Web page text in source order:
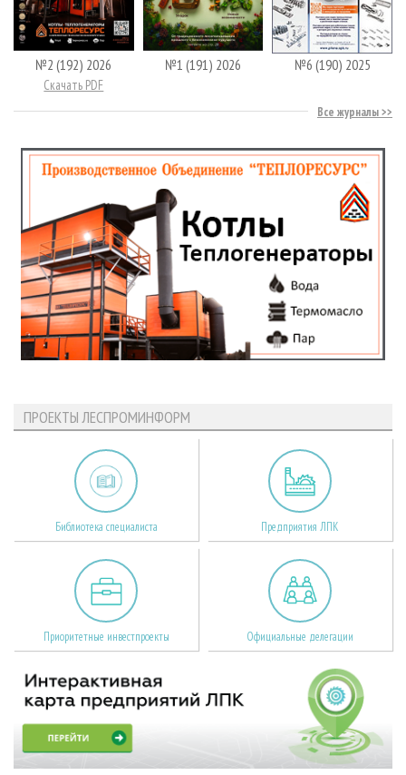
№2 (192) 2026
Скачать PDF
№1 (191) 2026 №6 (190) 2025
Все журналы
ПРОЕКТЫ ЛЕСПРОМИНФОРМ
Библиотека специалиста Предприятия ЛПК
Приоритетные инвестпроекты Официальные делегации